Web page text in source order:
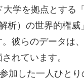
学を拠点とする
析）の世界的権
彼らのデータは
れています。
加した一人ひと